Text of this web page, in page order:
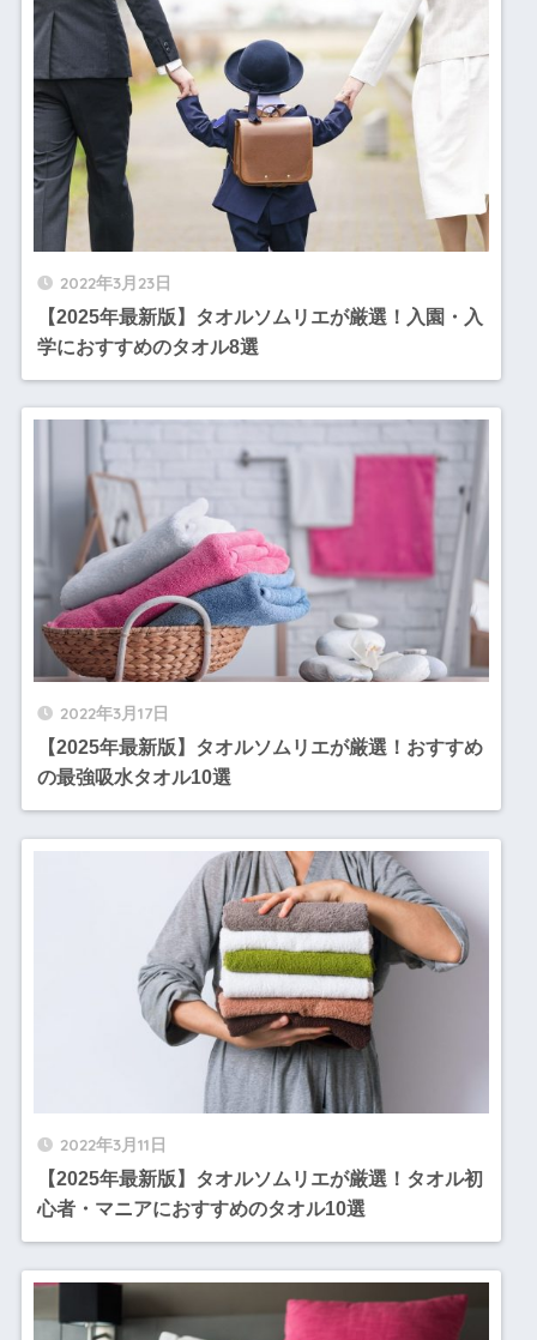
2022年3月23日
【2025年最新版】タオルソムリエが厳選！入園・入
学におすすめのタオル8選
2022年3月17日
【2025年最新版】タオルソムリエが厳選！おすすめ
の最強吸水タオル10選
2022年3月11日
【2025年最新版】タオルソムリエが厳選！タオル初
心者・マニアにおすすめのタオル10選